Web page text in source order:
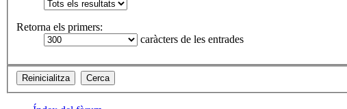
Retorna els primers:
caràcters de les entrades